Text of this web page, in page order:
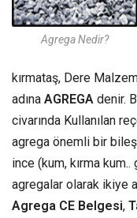
Agrega Nedir?
kırmataş, Dere
adına AGREGA denir.
civarında Kullanılan
agrega önemli bir
ince (kum, kırma
agregalar olarak ikiye
Agrega CE Belgesi,